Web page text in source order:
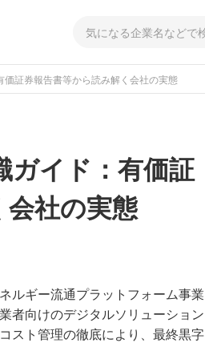
価証券報告書等から読み解く会社の実態
ガイド：有価証
社の実態
ルギー流通プラットフォーム事業
者向けのデジタルソリューション
スト管理の徹底により、最終黒字